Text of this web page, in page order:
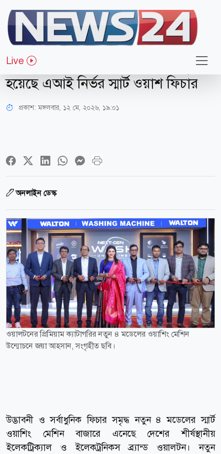
Live
অন্যান্য
ওয়ালটনের প্রিমিয়াম ক্যাটাগরির নতুন ৪
মডেলের ওয়াশিং মেশিন উন্মোচন, যুক্ত
হয়েছে এআই নির্ভর স্মার্ট ওয়াশ ফিচার
প্রকাশ:মঙ্গলবার, ১২ মে, ২০২৬, ১৯:০১
অনলাইন ডেস্ক
ওয়ালটনের প্রিমিয়াম ক্যাটাগরির নতুন ৪ মডেলের ওয়াশিং মেশিন
উন্মোচনে জয়া আহসান, সংগৃহীত ছবি।
উদ্ভাবনী ও সর্বাধুনিক ফিচার সমৃদ্ধ নতুন ৪ মডেলের স্মার্ট
ওয়াশিং মেশিন বাজারে এনেছে দেশের শীর্ষস্থানীয়
ইলেকট্রিক্যাল ও ইলেকট্রনিকস ব্র্যান্ড ওয়ালটন। নতুন